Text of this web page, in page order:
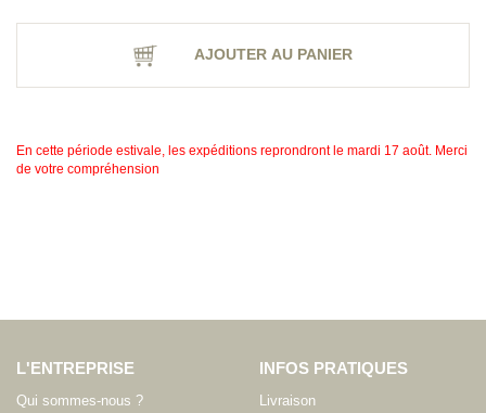
AJOUTER AU PANIER
En cette période estivale, les expéditions reprondront le mardi 17 août. Merci
de votre compréhension
L'ENTREPRISE
Qui sommes-nous ?
INFOS PRATIQUES
Livraison